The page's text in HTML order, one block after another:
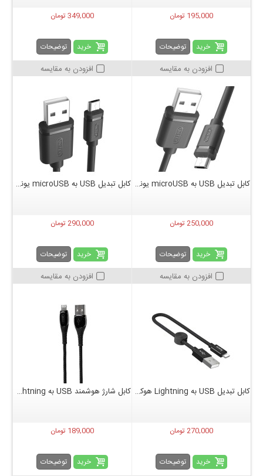
195,000 تومان
خرید توضیحات
افزودن به مقایسه
349,000 تومان
خرید توضیحات
افزودن به مقایسه
کابل تبدیل USB به microUSB یونیتک مدل Y-C434GBK طول 2 متر
250,000 تومان
خرید توضیحات
افزودن به مقایسه
کابل تبدیل USB به microUSB یونیتک مدل Y-C434GBK طول 3 متر
290,000 تومان
خرید توضیحات
افزودن به مقایسه
کابل تبدیل USB به Lightning هوکو مدل X35 طول 25 سانتی متر
270,000 تومان
خرید توضیحات
کابل شارژ هوشمند USB به Lightning ایکس او مدل NB145
189,000 تومان
خرید توضیحات